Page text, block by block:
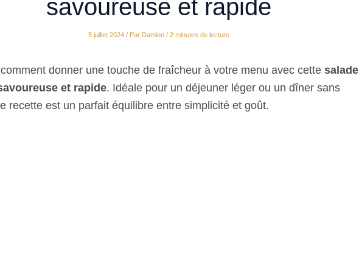
savoureuse et rapide
5 juillet 2024 / Par Damien / 2 minutes de lecture
donner une touche de fraîcheur à votre menu avec cette salade
et rapide. Idéale pour un déjeuner léger ou un dîner sans
recette est un parfait équilibre entre simplicité et goût.